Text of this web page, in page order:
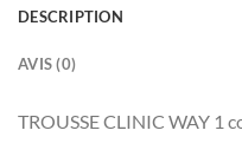
DESCRIPTION
AVIS (0)
TROUSSE CLINIC WAY 1